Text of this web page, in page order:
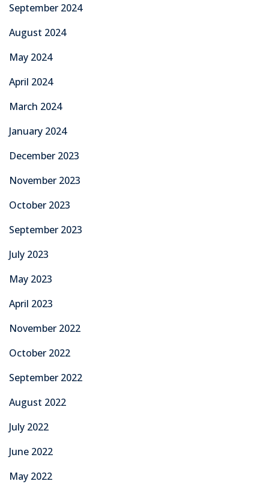
September 2024
August 2024
May 2024
April 2024
March 2024
January 2024
December 2023
November 2023
October 2023
September 2023
July 2023
May 2023
April 2023
November 2022
October 2022
September 2022
August 2022
July 2022
June 2022
May 2022